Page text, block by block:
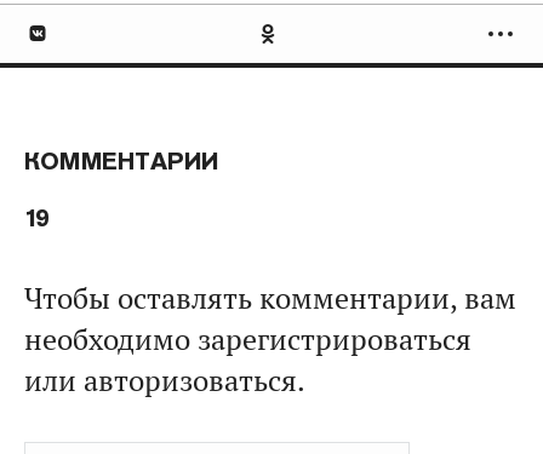
КОММЕНТАРИИ
19
Чтобы оставлять комментарии, вам
необходимо зарегистрироваться
или авторизоваться.